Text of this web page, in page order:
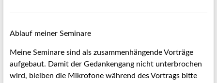
Ablauf meiner Seminare
Meine Seminare sind als zusammenhängende Vorträge
aufgebaut. Damit der Gedankengang nicht unterbrochen
wird, bleiben die Mikrofone während des Vortrags bitte